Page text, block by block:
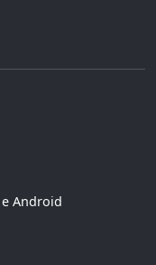
Android